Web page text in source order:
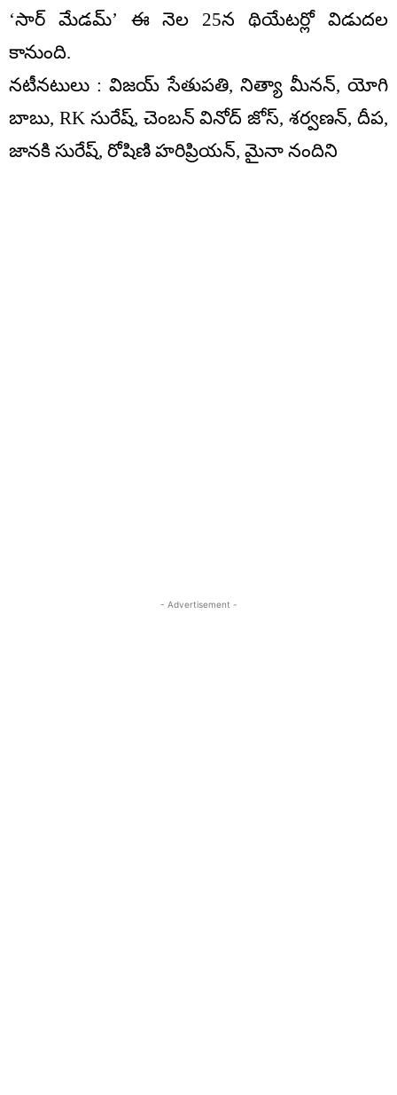
‘సార్‌ మేడమ్‌’ ఈ నెల 25న థియేటర్లో విడుదల
కానుంది.
నటీనటులు : విజయ్ సేతుపతి, నిత్యా మీనన్, యోగి
బాబు, RK సురేష్, చెంబన్ వినోద్ జోస్, శర్వణన్, దీప,
జానకి సురేష్, రోషిణి హరిప్రియన్, మైనా నందిని
- Advertisement -